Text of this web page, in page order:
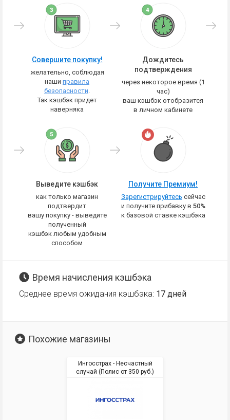
Совершите покупку!
желательно, соблюдая
наши правила
безопасности.
Так кэшбэк придет
наверняка
Дождитесь
подтверждения
через некоторое время (1
час)
ваш кэшбэк отобразится
в личном кабинете
Выведите кэшбэк
как только магазин
подтвердит
вашу покупку - выведите
полученный
кэшбэк любым удобным
способом
Получите Премиум!
Зарегистрируйтесь сейчас
и получите прибавку в 50%
к базовой ставке кэшбэка
Время начисления кэшбэка
Среднее время ожидания кэшбэка: 17 дней
Похожие магазины
Ингосстрах - Несчастный
случай (Полис от 350 руб.)